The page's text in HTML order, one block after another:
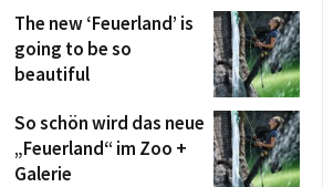
The new ‘Feuerland’ is
going to be so
beautiful
So schön wird das neue
„Feuerland“ im Zoo +
Galerie